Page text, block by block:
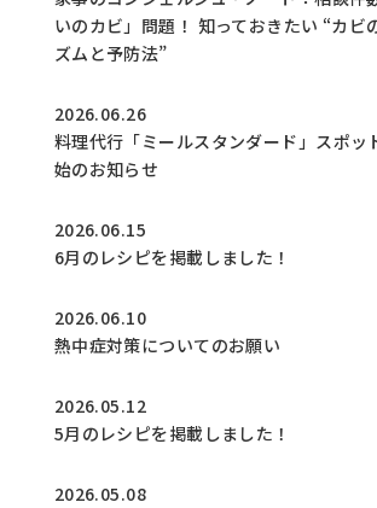
いのカビ」問題！ 知っておきたい “カビ
ズムと予防法”
2026.06.26
料理代行「ミールスタンダード」スポッ
始のお知らせ
2026.06.15
6月のレシピを掲載しました！
2026.06.10
熱中症対策についてのお願い
2026.05.12
5月のレシピを掲載しました！
2026.05.08